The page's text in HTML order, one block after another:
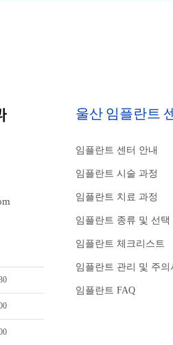
울산 임플란트
임플란트 센터 안내
임플란트 시술 과정
임플란트 치료 과정
임플란트 종류 및 선택
임플란트 체크리스트
임플란트 관리 및 주의
임플란트 FAQ